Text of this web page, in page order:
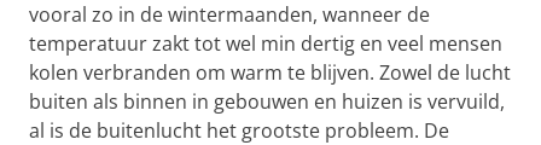
vooral zo in de wintermaanden, wanneer de
temperatuur zakt tot wel min dertig en veel mensen
kolen verbranden om warm te blijven. Zowel de lucht
buiten als binnen in gebouwen en huizen is vervuild,
al is de buitenlucht het grootste probleem. De